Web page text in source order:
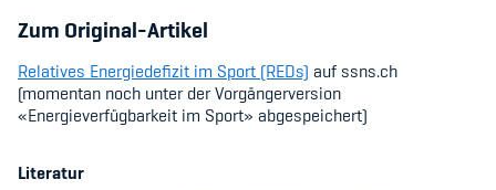
Zum Original-Artikel
Relatives Energiedefizit im Sport (REDs) auf ssns.ch
(momentan noch unter der Vorgängerversion
«Energieverfügbarkeit im Sport» abgespeichert)
Literatur